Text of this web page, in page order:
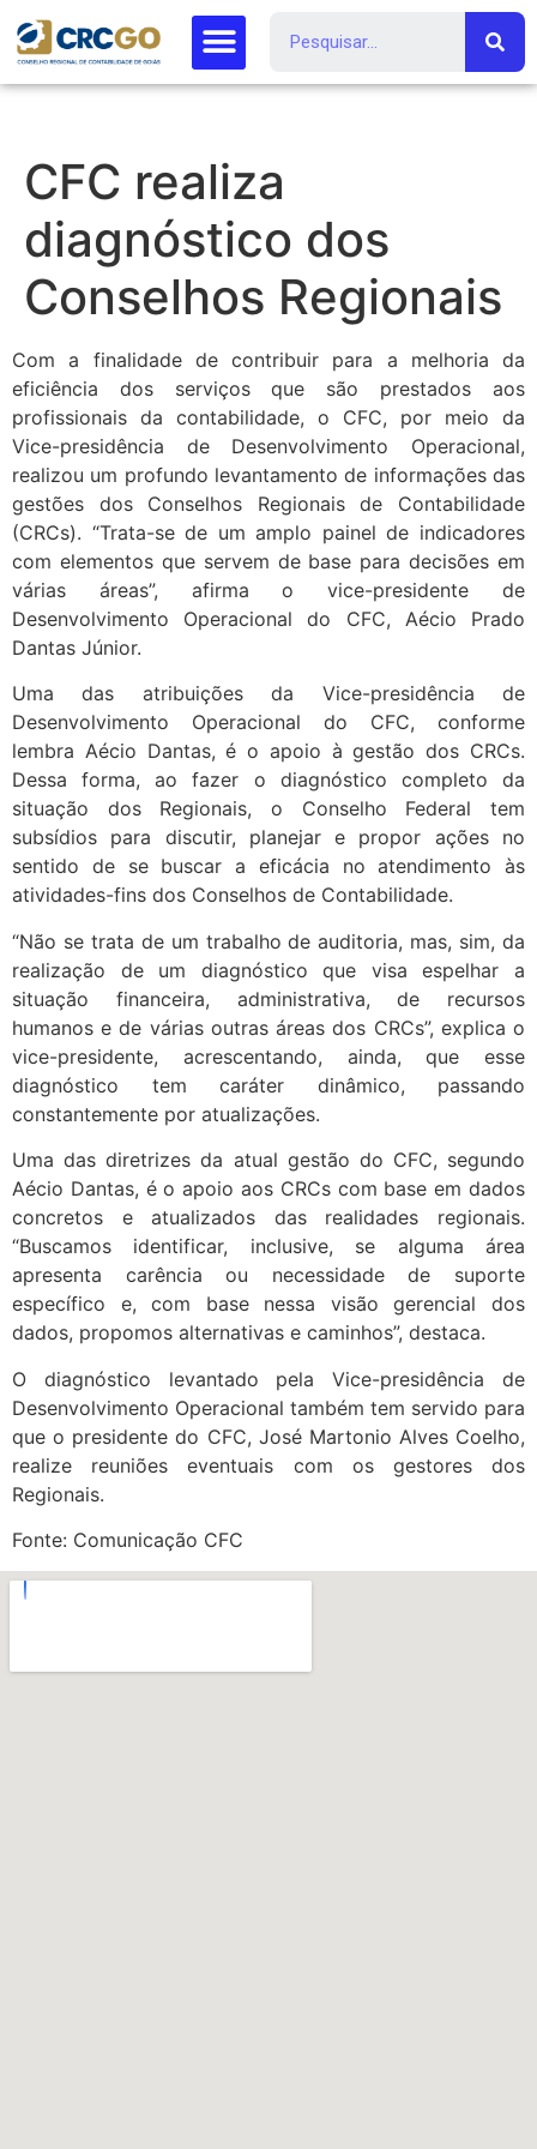
CFC realiza
diagnóstico dos
Conselhos Regionais
Com a finalidade de contribuir para a melhoria da
eficiência dos serviços que são prestados aos
profissionais da contabilidade, o CFC, por meio da
Vice-presidência de Desenvolvimento Operacional,
realizou um profundo levantamento de informações das
gestões dos Conselhos Regionais de Contabilidade
(CRCs). “Trata-se de um amplo painel de indicadores
com elementos que servem de base para decisões em
várias áreas”, afirma o vice-presidente de
Desenvolvimento Operacional do CFC, Aécio Prado
Dantas Júnior.
Uma das atribuições da Vice-presidência de
Desenvolvimento Operacional do CFC, conforme
lembra Aécio Dantas, é o apoio à gestão dos CRCs.
Dessa forma, ao fazer o diagnóstico completo da
situação dos Regionais, o Conselho Federal tem
subsídios para discutir, planejar e propor ações no
sentido de se buscar a eficácia no atendimento às
atividades-fins dos Conselhos de Contabilidade.
“Não se trata de um trabalho de auditoria, mas, sim, da
realização de um diagnóstico que visa espelhar a
situação financeira, administrativa, de recursos
humanos e de várias outras áreas dos CRCs”, explica o
vice-presidente, acrescentando, ainda, que esse
diagnóstico tem caráter dinâmico, passando
constantemente por atualizações.
Uma das diretrizes da atual gestão do CFC, segundo
Aécio Dantas, é o apoio aos CRCs com base em dados
concretos e atualizados das realidades regionais.
“Buscamos identificar, inclusive, se alguma área
apresenta carência ou necessidade de suporte
específico e, com base nessa visão gerencial dos
dados, propomos alternativas e caminhos”, destaca.
O diagnóstico levantado pela Vice-presidência de
Desenvolvimento Operacional também tem servido para
que o presidente do CFC, José Martonio Alves Coelho,
realize reuniões eventuais com os gestores dos
Regionais.
Fonte: Comunicação CFC